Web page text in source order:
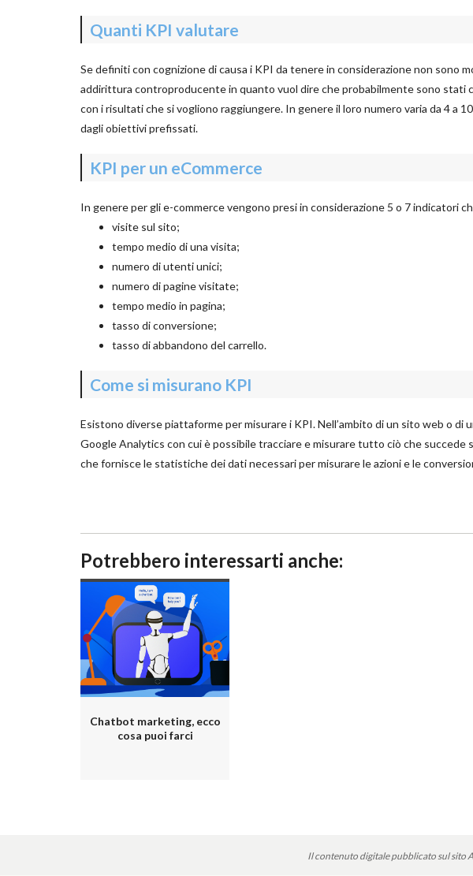
Quanti KPI valutare
Se definiti con cognizione di causa i KPI da tenere in considerazione non sono
addirittura controproducente in quanto vuol dire che probabilmente sono
con i risultati che si vogliono raggiungere. In genere il loro numero varia da 4 a
dagli obiettivi prefissati.
KPI per un eCommerce
In genere per gli e-commerce vengono presi in considerazione 5 o 7 indicatori
visite sul sito;
tempo medio di una visita;
numero di utenti unici;
numero di pagine visitate;
tempo medio in pagina;
tasso di conversione;
tasso di abbandono del carrello.
Come si misurano KPI
Esistono diverse piattaforme per misurare i KPI. Nell’ambito di un sito web o
Google Analytics con cui è possibile tracciare e misurare tutto ciò che
che fornisce le statistiche dei dati necessari per misurare le azioni e le
Potrebbero interessarti anche:
Chatbot marketing, ecco
cosa puoi farci
Il contenuto digitale pubblicato sul sito